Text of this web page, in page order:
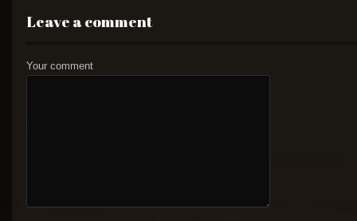
Leave a comment
Your comment